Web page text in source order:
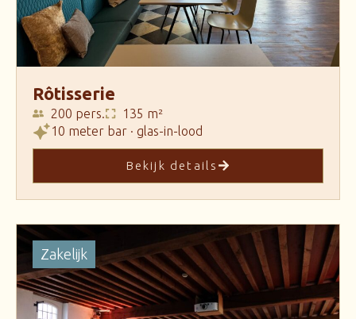
Rôtisserie
200 pers.
135 m²
10 meter bar · glas-in-lood
Bekijk details
Zakelijk